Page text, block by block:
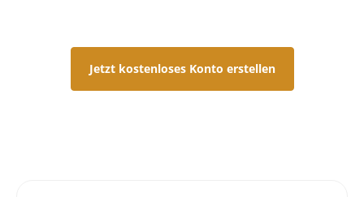
Jetzt kostenloses Konto erstellen